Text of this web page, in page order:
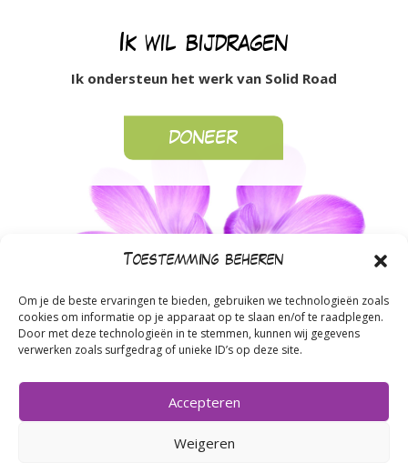
Toestemming beheren
Om je de beste ervaringen te bieden, gebruiken we technologieën zoals
cookies om informatie op je apparaat op te slaan en/of te raadplegen.
Door met deze technologieën in te stemmen, kunnen wij gegevens
verwerken zoals surfgedrag of unieke ID’s op deze site.
Accepteren
Weigeren
Ik wil bijdragen
Ik ondersteun het werk van Solid Road
DONEER
A Sint Annastraat 2, 6524 GA Nijmegen
info@solidroad.nl